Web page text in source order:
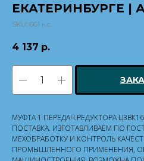
ЕКАТЕРИНБУРГЕ |
SKU: 661 к.с.
4 137 р.
МУФТА 1 ПЕРЕДАЧ.РЕДУКТОРА
ПОСТАВКА. ИЗГОТАВЛИВАЕМ ПО
МЕХОБРАБОТКУ И КОНТРОЛЬ
ПРОМЫШЛЕННОГО ПРИМЕНЕНИЯ,